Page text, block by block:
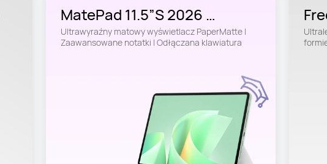
MatePad 11.5”S 2026
PaperMatte
Ultrawyraźny matowy wyświetlacz PaperMatte |
Zaawansowane notatki | Odłączana klawiatura